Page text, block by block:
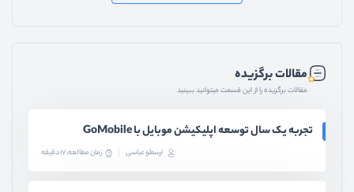
مقالات برگزیده
مقالات برگزیده را از این قسمت میتوانید ببینید
تجربه یک سال توسعه اپلیکیشن موبایل با GoMobile
ارسطو عباسی زمان مطالعه: 17 دقیقه